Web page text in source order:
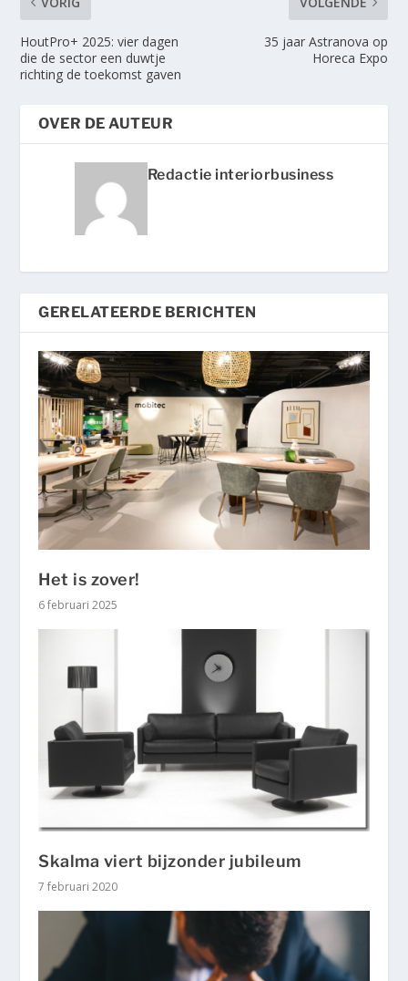
HoutPro+ 2025: vier dagen
die de sector een duwtje
richting de toekomst gaven
35 jaar Astranova op
Horeca Expo
OVER DE AUTEUR
Redactie interiorbusiness
GERELATEERDE BERICHTEN
Het is zover!
6 februari 2025
Skalma viert bijzonder jubileum
7 februari 2020